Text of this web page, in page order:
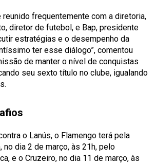
reunido frequentemente com a diretoria,
diretor de futebol, e Bap, presidente
estratégias e o desempenho da
ter esse diálogo”, comentou
de manter o nível de conquistas
seu sexto título no clube, igualando
o Lanús, o Flamengo terá pela
no dia 2 de março, às 21h, pelo
e o Cruzeiro, no dia 11 de março, às